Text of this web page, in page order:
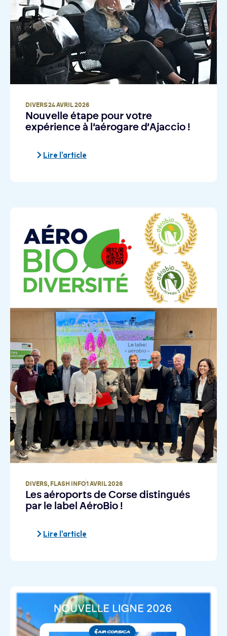
DIVERS24 AVRIL 2026
Nouvelle étape pour votre
expérience à l’aérogare d’Ajaccio !
Lire l'article
DIVERS, FLASH INFO1 AVRIL 2026
Les aéroports de Corse distingués
par le label AéroBio !
Lire l'article